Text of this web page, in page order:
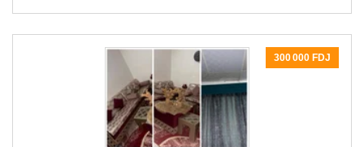
300 000 FDJ